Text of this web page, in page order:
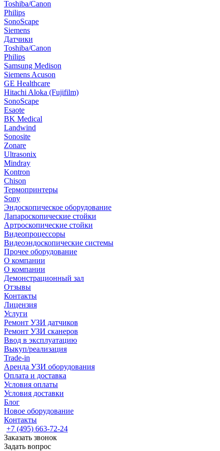
Toshiba/Canon
Philips
SonoScape
Siemens
Датчики
Toshiba/Canon
Philips
Samsung Medison
Siemens Acuson
GE Healthcare
Hitachi Aloka (Fujifilm)
SonoScape
Esaote
BK Medical
Landwind
Sonosite
Zonare
Ultrasonix
Mindray
Kontron
Chison
Термопринтеры
Sony
Эндоскопическое оборудование
Лапароскопические стойки
Артроскопические стойки
Видеопроцессоры
Видеоэндоскопические системы
Прочее оборудование
О компании
О компании
Демонстрационный зал
Отзывы
Контакты
Лицензия
Услуги
Ремонт УЗИ датчиков
Ремонт УЗИ сканеров
Ввод в эксплуатацию
Выкуп/реализация
Trade-in
Аренда УЗИ оборудования
Оплата и доставка
Условия оплаты
Условия доставки
Блог
Новое оборудование
Контакты
+7 (495) 663-72-24
Заказать звонок
Задать вопрос